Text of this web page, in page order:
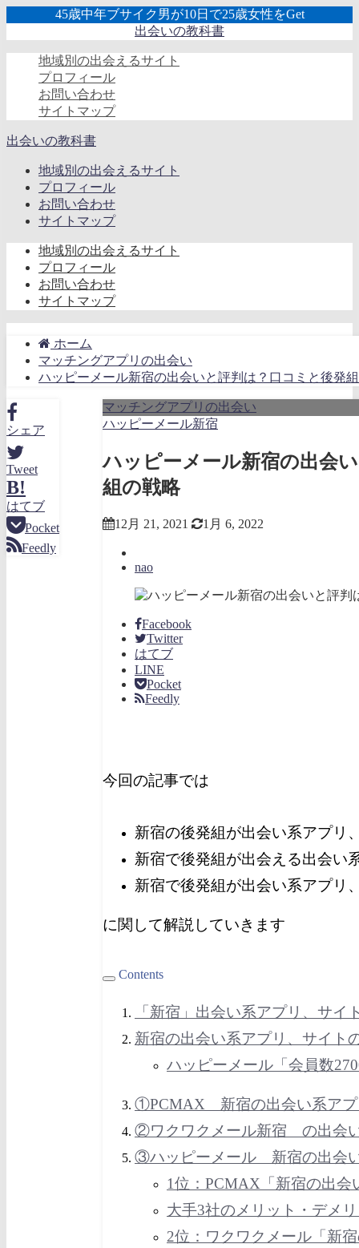
45歳中年ブサイク男が10日で25歳女性をGet
出会いの教科書
地域別の出会えるサイト
プロフィール
お問い合わせ
サイトマップ
出会いの教科書
地域別の出会えるサイト
プロフィール
お問い合わせ
サイトマップ
地域別の出会えるサイト
プロフィール
お問い合わせ
サイトマップ
ホーム
マッチングアプリの出会い
ハッピーメール新宿の出会いと評判は？口コミと後発
シェア
Tweet
B!
はてブ
Pocket
Feedly
マッチングアプリの出会い
ハッピーメール新宿
ハッピーメール新宿の出会
組の戦略
12月 21, 2021 1月 6, 2022
nao
Facebook
Twitter
はてブ
LINE
Pocket
Feedly
今回の記事では
新宿の後発組が出会い系アプリ
新宿で後発組が出会える出会い
新宿で後発組が出会い系アプリ
に関して解説していきます
Contents
「新宿 」出会い系アプリ、サイ
新宿の出会い系アプリ、サイト
ハッピーメール「会員数
①PCMAX 新宿の出会い系ア
②ワクワクメール新宿 の出会
③ハッピーメール 新宿の出会
1位：PCMAX「新宿の出
大手3社のメリット・デメ
2位：ワクワクメール「新